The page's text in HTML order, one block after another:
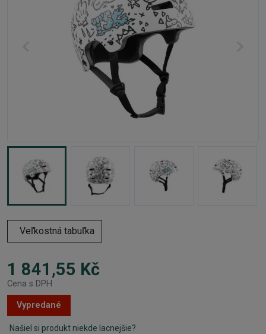
Veľkostná tabuľka
1 841,55 Kč
Cena s DPH
Vypredané
Našiel si produkt niekde lacnejšie?